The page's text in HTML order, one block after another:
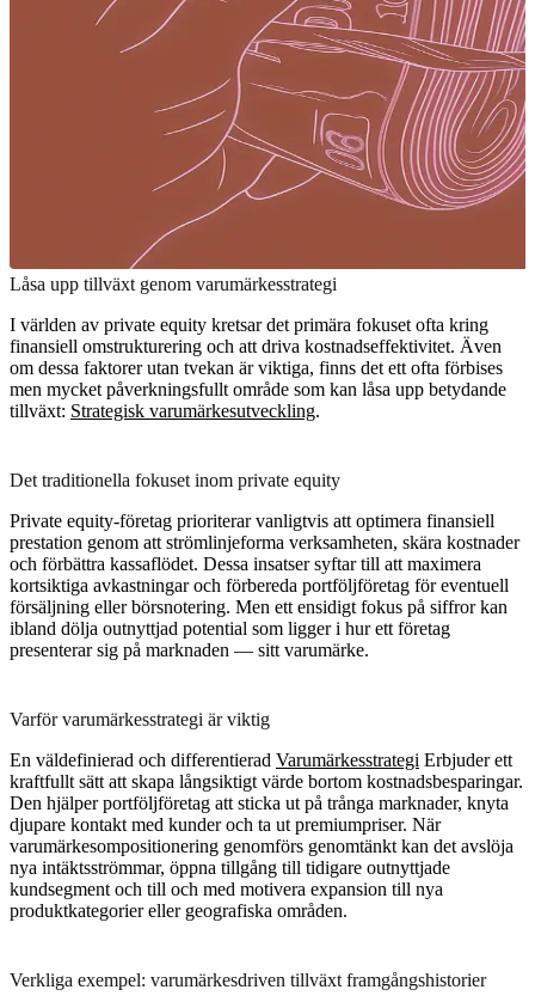
Låsa upp tillväxt genom varumärkesstrategi
I världen av private equity kretsar det primära fokuset ofta kring
finansiell omstrukturering och att driva kostnadseffektivitet. Även
om dessa faktorer utan tvekan är viktiga, finns det ett ofta förbises
men mycket påverkningsfullt område som kan låsa upp betydande
tillväxt: Strategisk varumärkesutveckling.
Det traditionella fokuset inom private equity
Private equity-företag prioriterar vanligtvis att optimera finansiell
prestation genom att strömlinjeforma verksamheten, skära kostnader
och förbättra kassaflödet. Dessa insatser syftar till att maximera
kortsiktiga avkastningar och förbereda portföljföretag för eventuell
försäljning eller börsnotering. Men ett ensidigt fokus på siffror kan
ibland dölja outnyttjad potential som ligger i hur ett företag
presenterar sig på marknaden — sitt varumärke.
Varför varumärkesstrategi är viktig
En väldefinierad och differentierad Varumärkesstrategi Erbjuder ett
kraftfullt sätt att skapa långsiktigt värde bortom kostnadsbesparingar.
Den hjälper portföljföretag att sticka ut på trånga marknader, knyta
djupare kontakt med kunder och ta ut premiumpriser. När
varumärkesompositionering genomförs genomtänkt kan det avslöja
nya intäktsströmmar, öppna tillgång till tidigare outnyttjade
kundsegment och till och med motivera expansion till nya
produktkategorier eller geografiska områden.
Verkliga exempel: varumärkesdriven tillväxt framgångshistorier